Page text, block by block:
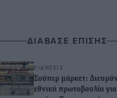
ΔΙΑΒΑΣΕ ΕΠΙΣΗΣ
ΕΙΔΉΣΕΙΣ
Σούπερ μάρκετ:
εθνική πρωτοβουλία για